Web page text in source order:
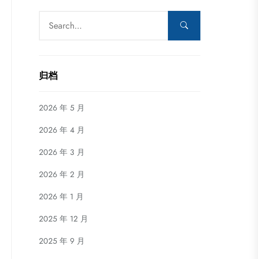
归档
2026 年 5 月
2026 年 4 月
2026 年 3 月
2026 年 2 月
2026 年 1 月
2025 年 12 月
2025 年 9 月